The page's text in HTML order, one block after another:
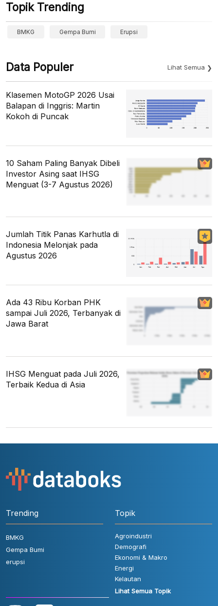
Topik Trending
BMKG Gempa Bumi Erupsi
Data Populer Lihat Semua
Klasemen MotoGP 2026 Usai
Balapan di Inggris: Martin
Kokoh di Puncak
10 Saham Paling Banyak Dibeli
Investor Asing saat IHSG
Menguat (3-7 Agustus 2026)
Jumlah Titik Panas Karhutla di
Indonesia Melonjak pada
Agustus 2026
Ada 43 Ribu Korban PHK
sampai Juli 2026, Terbanyak di
Jawa Barat
IHSG Menguat pada Juli 2026,
Terbaik Kedua di Asia
Trending
BMKG
Gempa Bumi
erupsi
Topik
Agroindustri
Demografi
Ekonomi & Makro
Energi
Kelautan
Lihat Semua Topik